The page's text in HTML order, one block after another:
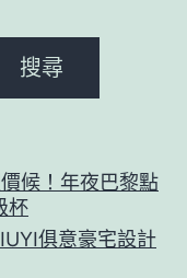
搜尋
候！年夜巴黎點
杯
俱意豪宅設計